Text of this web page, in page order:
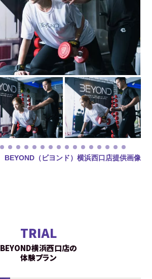
BEYOND（ビヨンド）横浜西口店提供画像
TRIAL
BEYOND横浜西口店の
体験プラン